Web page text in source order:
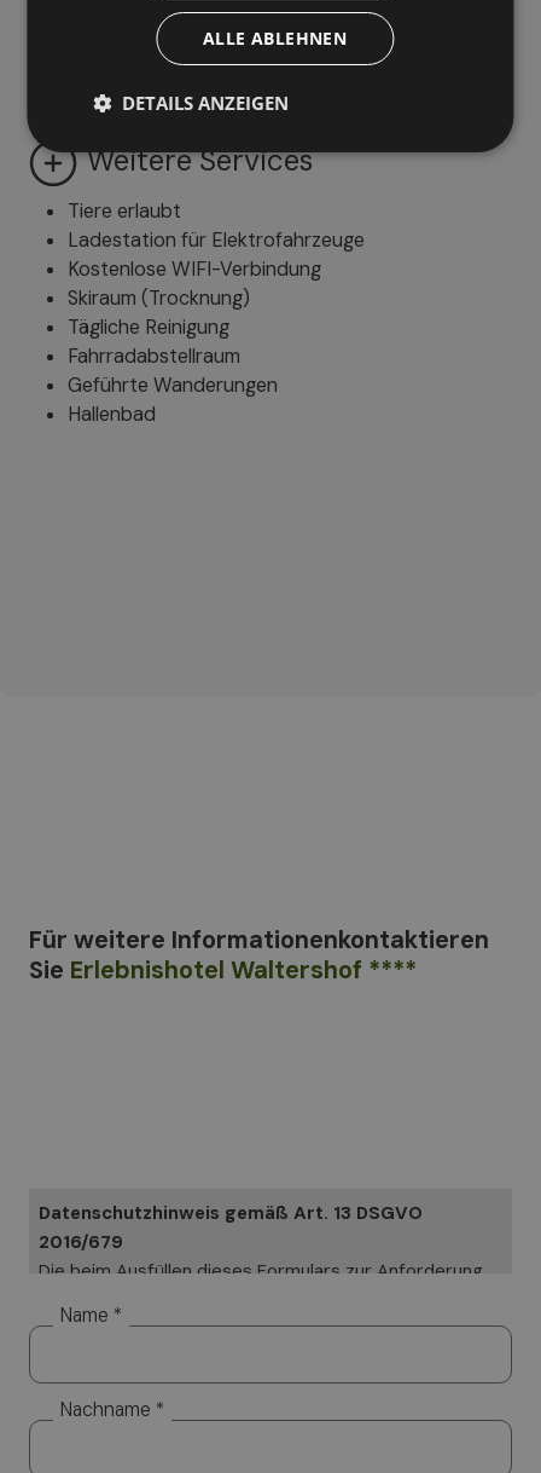
Parken
Weitere Services
Tiere erlaubt
Ladestation für Elektrofahrzeuge
Kostenlose WIFI-Verbindung
Skiraum (Trocknung)
Tägliche Reinigung
Fahrradabstellraum
Geführte Wanderungen
Hallenbad
Für weitere Informationenkontaktieren
Sie Erlebnishotel Waltershof ****
Datenschutzhinweis gemäß Art. 13 DSGVO
2016/679
Die beim Ausfüllen dieses Formulars zur Anforderung
Papierform und elektronisch verarbeitet. Ihre Daten
Anfragen zu beantworten. Ihre Daten werden aber
nicht veröffentlicht. Verantwortlicher für die
Name *
Nachname *
ALLE ABLEHNEN
DETAILS ANZEIGEN